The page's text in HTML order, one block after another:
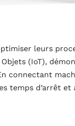
leurs
(IoT),
temps d’arrêt et